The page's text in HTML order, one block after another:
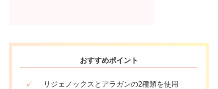
おすすめポイント
✓ リジェノックスとアラガンの2種類を使用